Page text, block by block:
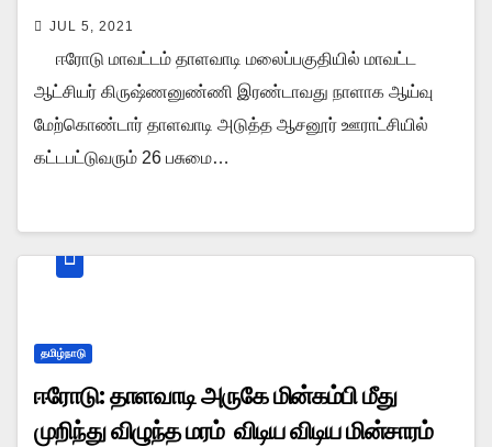
JUL 5, 2021
ஈரோடு மாவட்டம் தாளவாடி மலைப்பகுதியில் மாவட்ட
ஆட்சியர் கிருஷ்ணனுண்ணி இரண்டாவது நாளாக ஆய்வு
மேற்கொண்டார் தாளவாடி அடுத்த ஆசனூர் ஊராட்சியில்
கட்டபட்டுவரும் 26 பசுமை…
தமிழ்நாடு
ஈரோடு: தாளவாடி அருகே மின்கம்பி மீது
முறிந்து விழுந்த மரம் விடிய விடிய மின்சாரம்